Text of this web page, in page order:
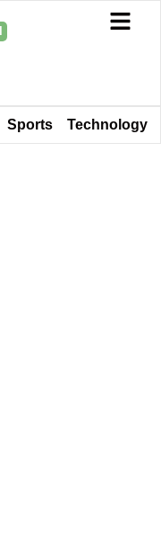
Sports Technology